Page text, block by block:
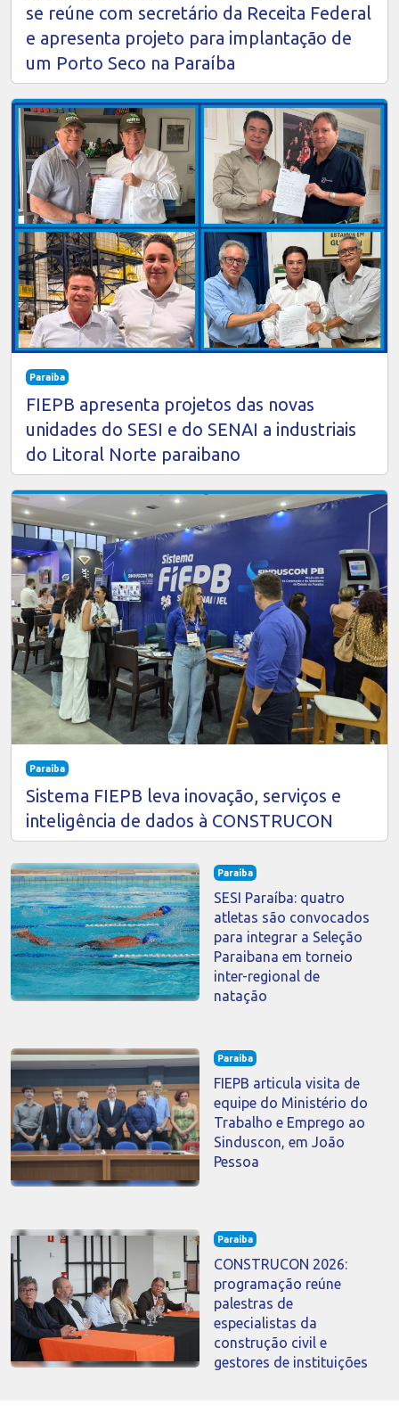
se reúne com secretário da Receita Federal
e apresenta projeto para implantação de
um Porto Seco na Paraíba
Paraíba
FIEPB apresenta projetos das novas
unidades do SESI e do SENAI a industriais
do Litoral Norte paraibano
Paraíba
Sistema FIEPB leva inovação, serviços e
inteligência de dados à CONSTRUCON
Paraíba
SESI Paraíba: quatro
atletas são convocados
para integrar a Seleção
Paraibana em torneio
inter-regional de
natação
Paraíba
FIEPB articula visita de
equipe do Ministério do
Trabalho e Emprego ao
Sinduscon, em João
Pessoa
Paraíba
CONSTRUCON 2026:
programação reúne
palestras de
especialistas da
construção civil e
gestores de instituições